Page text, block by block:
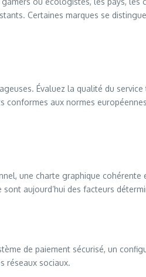
Certaines marques se
Évaluez la qualité du service
conformes aux normes
une charte graphique cohérente
aujourd’hui des facteurs
de paiement sécurisé, un
réseaux sociaux.